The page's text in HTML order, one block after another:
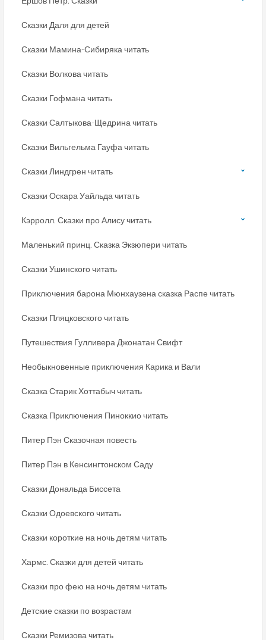
Сказки Даля для детей
Сказки Мамина-Сибиряка читать
Сказки Волкова читать
Сказки Гофмана читать
Сказки Салтыкова-Щедрина читать
Сказки Вильгельма Гауфа читать
Сказки Линдгрен читать
Сказки Оскара Уайльда читать
Кэрролл. Сказки про Алису читать
Маленький принц. Сказка Экзюпери читать
Сказки Ушинского читать
Приключения барона Мюнхаузена сказка Распе читать
Сказки Пляцковского читать
Путешествия Гулливера Джонатан Свифт
Необыкновенные приключения Карика и Вали
Сказка Старик Хоттабыч читать
Сказка Приключения Пиноккио читать
Питер Пэн Сказочная повесть
Питер Пэн в Кенсингтонском Саду
Сказки Дональда Биссета
Сказки Одоевского читать
Сказки короткие на ночь детям читать
Хармс. Сказки для детей читать
Сказки про фею на ночь детям читать
Детские сказки по возрастам
Сказки Ремизова читать